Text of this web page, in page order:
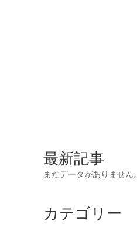
最新記事
まだデータがありません。
カテゴリー